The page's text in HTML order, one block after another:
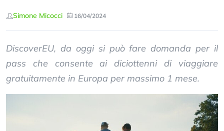
Simone Micocci 16/04/2024
DiscoverEU, da oggi si può fare domanda per il
pass che consente ai diciottenni di viaggiare
gratuitamente in Europa per massimo 1 mese.